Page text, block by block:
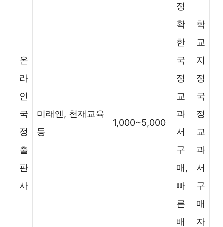
온
라
인
국
정
출
판
사
미래엔, 천재교육
등
1,000~5,000
정
확
한
국
정
교
과
서
구
매,
빠
른
배
학
교
지
정
국
정
교
과
서
구
매
자